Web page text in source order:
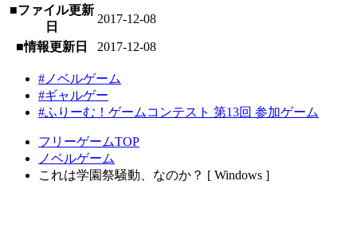
■ファイル更新
日
2017-12-08
■情報更新日 2017-12-08
#ノベルゲーム
#ギャルゲー
#ふりーむ！ゲームコンテスト 第13回 参加ゲーム
フリーゲームTOP
ノベルゲーム
これは学園祭騒動、なのか？ [ Windows ]